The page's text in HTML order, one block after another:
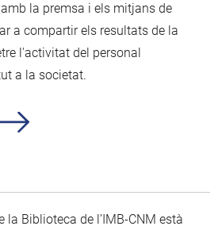
amb la premsa i els mitjans de
a compartir els resultats de la
l'activitat del personal
a la societat.
la Biblioteca de l’IMB-CNM està